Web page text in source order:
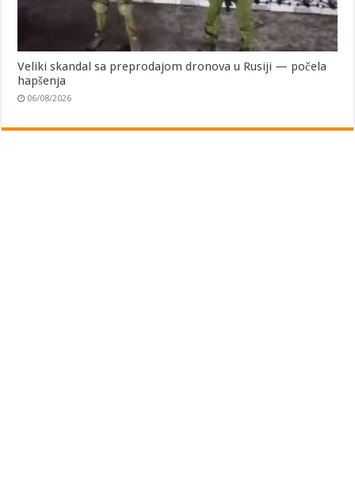
Veliki skandal sa preprodajom dronova u Rusiji — počela
hapšenja
06/08/2026